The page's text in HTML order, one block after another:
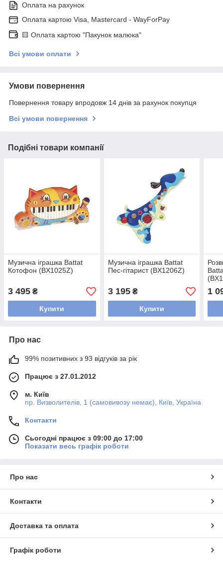
Оплата на рахунок
Оплата картою Visa, Mastercard - WayForPay
🟨 Оплата картою "Пакунок малюка"
Всі умови оплати
Умови повернення
Повернення товару впродовж 14 днів за рахунок покупця
Всі умови повернення
Подібні товари компанії
Музична іграшка Battat
Котофон (BX1025Z)
3 495 ₴
Купити
Музична іграшка Battat
Пес-гітарист (BX1206Z)
3 195₴
Купити
1
Про нас
99% позитивних з 93 відгуків за рік
Працює з 27.01.2012
м. Київ
пр. Визволителів, 1 (самовивозу немає), Київ, Україна
Контакти
Сьогодні працює з 09:00 до 17:00
Показати весь графік роботи
Про нас
Контакти
Доставка та оплата
Графік роботи